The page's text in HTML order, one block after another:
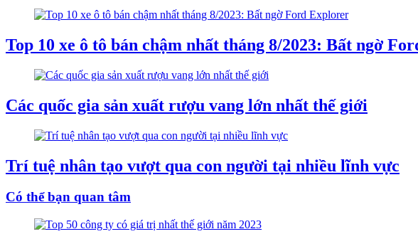
Top 10 xe ô tô bán chậm nhất tháng 8/2023: Bất ngờ
Các quốc gia sản xuất rượu vang lớn nhất thế giới
Trí tuệ nhân tạo vượt qua con người tại nhiều lĩnh vực
Có thể bạn quan tâm